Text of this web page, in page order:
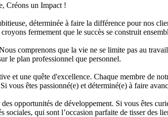
Créons un Impact !
déterminée à faire la différence pour nos
fermement que le succès se construit
comprenons que la vie ne se limite pas au
le plan professionnel que personnel.
et une quête d'excellence. Chaque membre de
vous êtes passionné(e) et déterminé(e) à faire
opportunités de développement. Si vous êtes
qui sont l’occasion parfaite de tisser des